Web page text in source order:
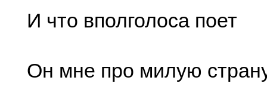
И что вполголоса поет
Он мне про милую